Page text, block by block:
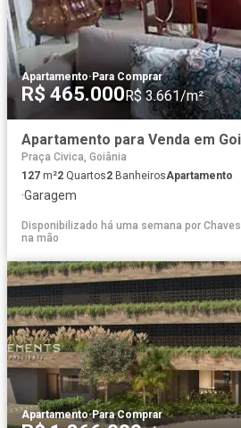
Apartamento·Para Comprar
R$ 465.000R$ 3.661/m²
Praça Civica, Goiânia
127 m²2 Quartos2 BanheirosApartamento
·Garagem
Disponibilizado há uma semana por Chaves
na mão
Apartamento·Para Comprar